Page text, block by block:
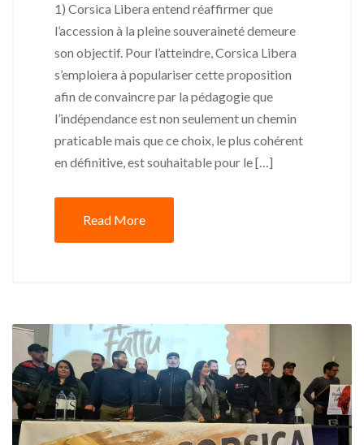
1) Corsica Libera entend réaffirmer que
l’accession à la pleine souveraineté demeure
son objectif. Pour l’atteindre, Corsica Libera
s’emploiera à populariser cette proposition
afin de convaincre par la pédagogie que
l’indépendance est non seulement un chemin
praticable mais que ce choix, le plus cohérent
en définitive, est souhaitable pour le […]
Read More